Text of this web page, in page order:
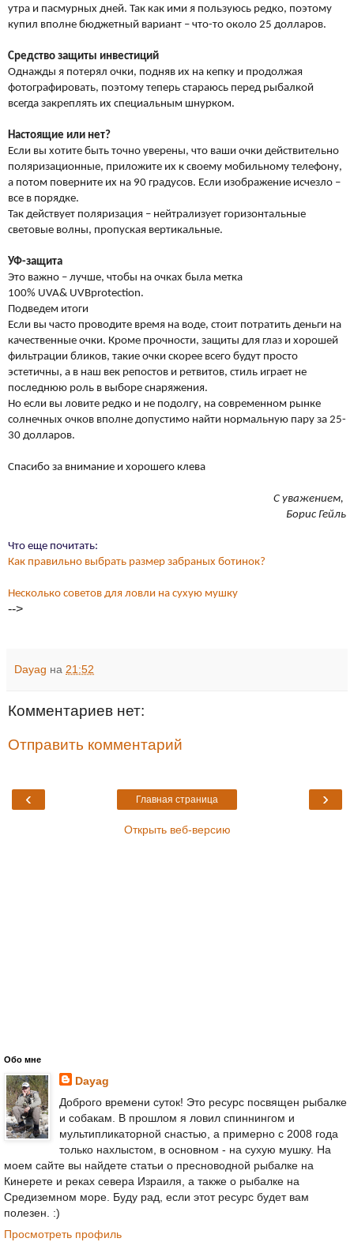
утра и пасмурных дней. Так как ими я пользуюсь редко, поэтому
купил вполне бюджетный вариант – что-то около 25 долларов.
Средство защиты инвестиций
Однажды я потерял очки, подняв их на кепку и продолжая
фотографировать, поэтому теперь стараюсь перед рыбалкой
всегда закреплять их специальным шнурком.
Настоящие или нет?
Если вы хотите быть точно уверены, что ваши очки действительно
поляризационные, приложите их к своему мобильному телефону,
а потом поверните их на 90 градусов. Если изображение исчезло –
все в порядке.
Так действует поляризация – нейтрализует горизонтальные
световые волны, пропуская вертикальные.
УФ-защита
Это важно – лучше, чтобы на очках была метка
100% UVA& UVBprotection.
Подведем итоги
Если вы часто проводите время на воде, стоит потратить деньги на
качественные очки. Кроме прочности, защиты для глаз и хорошей
фильтрации бликов, такие очки скорее всего будут просто
эстетичны, а в наш век репостов и ретвитов, стиль играет не
последнюю роль в выборе снаряжения.
Но если вы ловите редко и не подолгу, на современном рынке
солнечных очков вполне допустимо найти нормальную пару за 25-
30 долларов.
Спасибо за внимание и хорошего клева
С уважением,
Борис Гейль
Что еще почитать:
Как правильно выбрать размер забраных ботинок?
Несколько советов для ловли на сухую мушку
-->
Dayag на 21:52
Комментариев нет:
Отправить комментарий
‹ ›
Главная страница
Открыть веб-версию
Обо мне
Dayag
Доброго времени суток! Это ресурс посвящен рыбалке
и собакам. В прошлом я ловил спиннингом и
мультипликаторной снастью, а примерно с 2008 года
только нахлыстом, в основном - на сухую мушку. На
моем сайте вы найдете статьи о пресноводной рыбалке на
Кинерете и реках севера Израиля, а также о рыбалке на
Средиземном море. Буду рад, если этот ресурс будет вам
полезен. :)
Просмотреть профиль